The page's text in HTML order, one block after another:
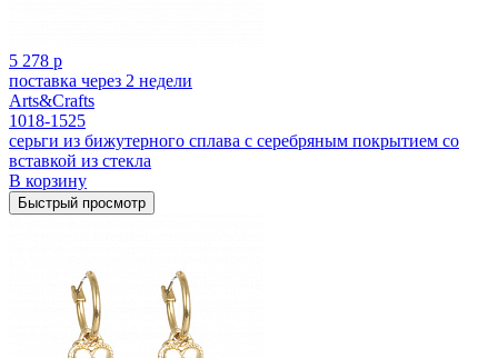
5 278 р
поставка через 2 недели
Arts&Crafts
1018-1525
серьги из бижутерного сплава с серебряным покрытием cо
вставкой из стекла
В корзину
Быстрый просмотр